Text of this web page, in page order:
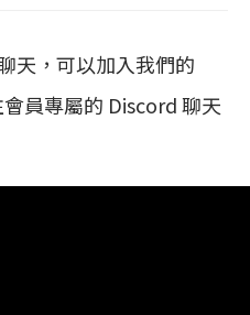
天，可以加入我們的
會員專屬的 Discord 聊天